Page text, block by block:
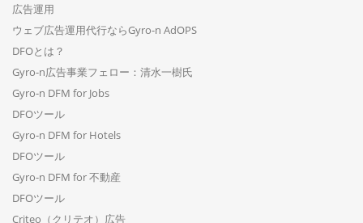
広告運用
ウェブ広告運用代行ならGyro-n AdOPS
DFOとは？
Gyro-n広告事業フェロー：清水一樹氏
Gyro-n DFM for Jobs
DFOツール
Gyro-n DFM for Hotels
DFOツール
Gyro-n DFM for 不動産
DFOツール
Criteo（クリテオ）広告